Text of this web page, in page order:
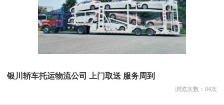
银川轿车托运物流公司 上门取送 服务周到
浏览次数： 84次